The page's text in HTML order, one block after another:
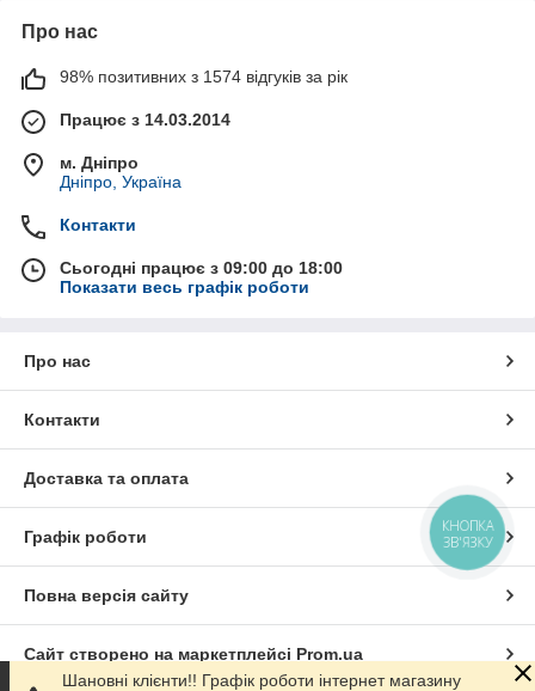
Про нас
98% позитивних з 1574 відгуків за рік
Працює з 14.03.2014
м. Дніпро
Дніпро, Україна
Контакти
Сьогодні працює з 09:00 до 18:00
Показати весь графік роботи
Про нас
Контакти
Доставка та оплата
Графік роботи
Повна версія сайту
Сайт створено на маркетплейсі Prom.ua
Шановні клієнти!! Графік роботи інтернет магазину
КНОПКА
ЗВ'ЯЗКУ